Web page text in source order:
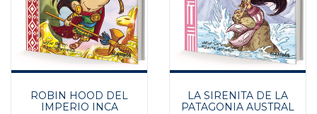
ROBIN HOOD DEL
IMPERIO INCA
LA SIRENITA DE LA
PATAGONIA AUSTRAL